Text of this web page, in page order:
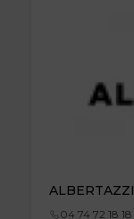
ALBERTAZZI
04 74 72 18 18